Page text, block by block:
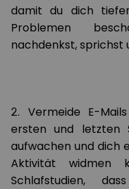
damit du dich
Problemen
nachdenkst, sprichst
2. Vermeide E-
ersten und letzten
aufwachen und dich
Aktivität widmen
Schlafstudien,